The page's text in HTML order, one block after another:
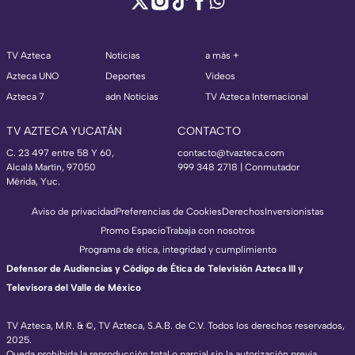
TV Azteca
Azteca UNO
Azteca 7
Noticias
Deportes
adn Noticias
a más +
Videos
TV Azteca Internacional
TV AZTECA YUCATÁN
C. 23 497 entre 58 Y 60,
Alcalá Martín, 97050
Mérida, Yuc.
CONTACTO
contacto@tvazteca.com
999 348 2718 | Conmutador
TV Azteca, M.R. & ©, TV Azteca, S.A.B. de C.V. Todos los derechos reservados,
2025.
Aviso de privacidadPreferencias de CookiesDerechosInversionistas
Promo EspacioTrabaja con nosotros
Programa de ética, integridad y cumplimiento
Defensor de Audiencias y Código de Ética de Televisión Azteca III y
Televisora del Valle de México